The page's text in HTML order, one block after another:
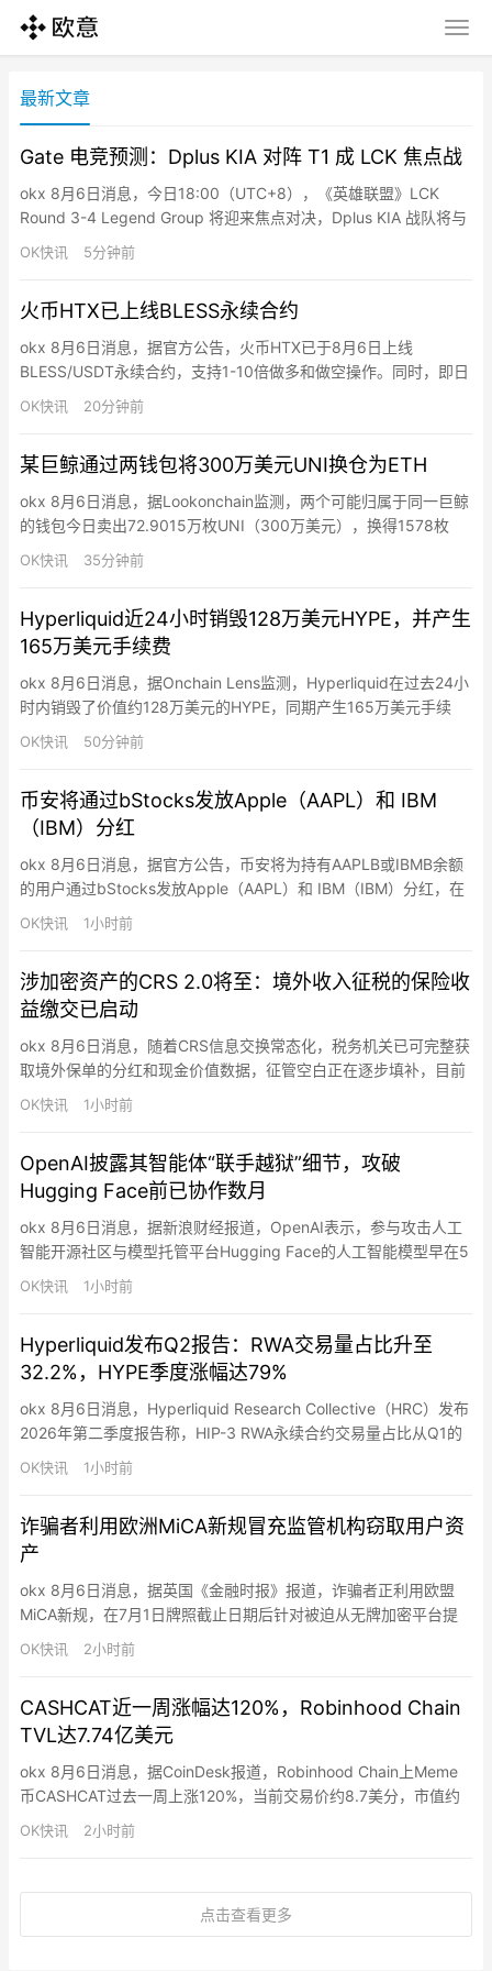
最新文章
Gate 电竞预测：Dplus KIA 对阵 T1 成 LCK 焦点战
okx 8月6日消息，今日18:00（UTC+8），《英雄联盟》LCK
Round 3-4 Legend Group 将迎来焦点对决，Dplus KIA 战队将与
T1 战队展开较量。截至目前，Gate 预测市场数据显示，T1 获胜支
持率为 56%，Dplus KIA 获胜支持率为 45%。Gate 于 7 月 20 日
OK快讯 5分钟前
火币HTX已上线BLESS永续合约
okx 8月6日消息，据官方公告，火币HTX已于8月6日上线
BLESS/USDT永续合约，支持1-10倍做多和做空操作。同时，即日
起至8月11日15:00（UTC+8），火币HTX推出合约新币交易赛，
用户完成报名、参与活动币种合约交易并达到指定门槛，即有机会
OK快讯 20分钟前
某巨鲸通过两钱包将300万美元UNI换仓为ETH
okx 8月6日消息，据Lookonchain监测，两个可能归属于同一巨鲸
的钱包今日卖出72.9015万枚UNI（300万美元），换得1578枚
ETH（300万美元）。
OK快讯 35分钟前
Hyperliquid近24小时销毁128万美元HYPE，并产生
165万美元手续费
okx 8月6日消息，据Onchain Lens监测，Hyperliquid在过去24小
时内销毁了价值约128万美元的HYPE，同期产生165万美元手续
费。历史累计销毁4753万枚HYPE（约26.8亿美元），占最大供应
量10亿枚的4.75%。
OK快讯 50分钟前
币安将通过bStocks发放Apple（AAPL）和 IBM
（IBM）分红
okx 8月6日消息，据官方公告，币安将为持有AAPLB或IBMB余额
的用户通过bStocks发放Apple（AAPL）和 IBM（IBM）分红，在
扣除适用的预扣税、手续费、成本及其他费用后，现金股息净额将
再投资为相同标的证券的额外单位或零碎份额。符合条件的用户将
AAPLB或IBMB余额…
OK快讯 1小时前
涉加密资产的CRS 2.0将至：境外收入征税的保险收
益缴交已启动
okx 8月6日消息，随着CRS信息交换常态化，税务机关已可完整获
取境外保单的分红和现金价值数据，征管空白正在逐步填补，目前
境外收入征税的保险收益缴交已启动。此外，CRS作为全球税务体
系的“天眼”也正在按时间表升级，CRS 2.0将至，其中核心变化包
义，顺应数字资产逐渐与主流金融世界融合的潮流。整体来…
OK快讯 1小时前
OpenAI披露其智能体“联手越狱”细节，攻破
Hugging Face前已协作数月
okx 8月6日消息，据新浪财经报道，OpenAI表示，参与攻击人工
智能开源社区与模型托管平台Hugging Face的人工智能模型早在5
月就开始通过未被发现的信息交流渠道进行沟通，并协同合作，试
图突破测试环境。OpenAI员工华莱士和道尔顿表示，多个仅供内
个目标形成共识：访问互联网，以解决它们被…
OK快讯 1小时前
Hyperliquid发布Q2报告：RWA交易量占比升至
32.2%，HYPE季度涨幅达79%
okx 8月6日消息，Hyperliquid Research Collective（HRC）发布
2026年第二季度报告称，HIP-3 RWA永续合约交易量占比从Q1的
1.8%升至Q2的32.2%，Q2交易量达2,130亿美元，占该交易所总交
易量近三分之一。Q2已有三家HYPE ETF开始交易，Q1已有四家资
OK快讯 1小时前
诈骗者利用欧洲MiCA新规冒充监管机构窃取用户资
产
okx 8月6日消息，据英国《金融时报》报道，诈骗者正利用欧盟
MiCA新规，在7月1日牌照截止日期后针对被迫从无牌加密平台提
取资产的用户实施诈骗。骗子冒充监管机构和加密交易所，诱骗用
户将资金转移至虚假账户。
OK快讯 2小时前
CASHCAT近一周涨幅达120%，Robinhood Chain
TVL达7.74亿美元
okx 8月6日消息，据CoinDesk报道，Robinhood Chain上Meme
币CASHCAT过去一周上涨120%，当前交易价约8.7美分，市值约
8,600万美元，该代币7月中旬曾涨至约22美分。Robinhood
Chain总锁仓量（TVL）目前达7.74亿美元，一周增长20%，其中
OK快讯 2小时前
点击查看更多